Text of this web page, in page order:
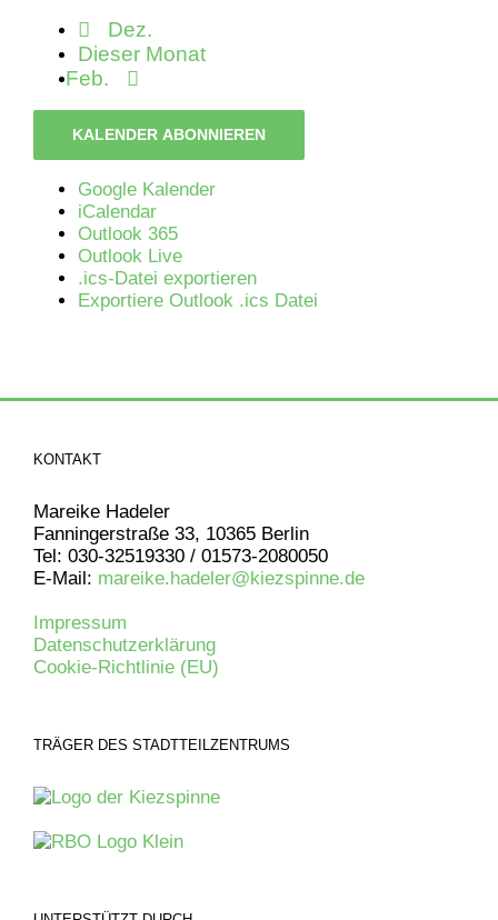
Dez.
Dieser Monat
Feb.
KALENDER ABONNIEREN
Google Kalender
iCalendar
Outlook 365
Outlook Live
.ics-Datei exportieren
Exportiere Outlook .ics Datei
KONTAKT
Mareike Hadeler
Fanningerstraße 33, 10365 Berlin
Tel: 030-32519330 / 01573-2080050
E-Mail: mareike.hadeler@kiezspinne.de
Impressum
Datenschutzerklärung
Cookie-Richtlinie (EU)
TRÄGER DES STADTTEILZENTRUMS